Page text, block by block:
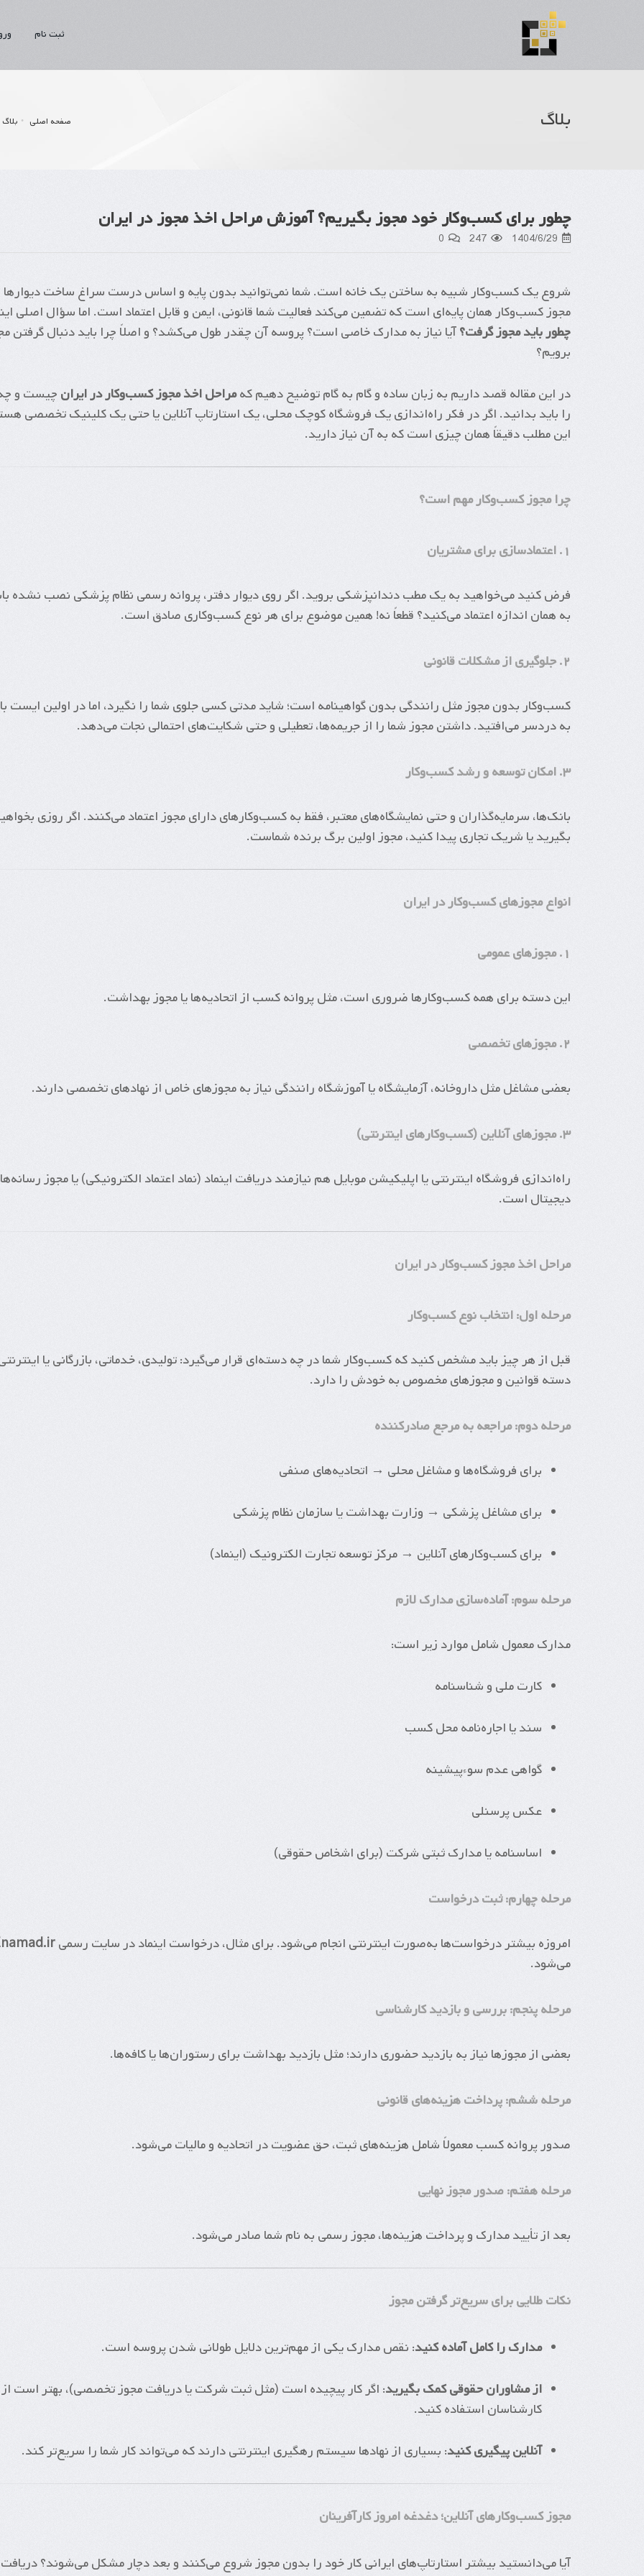
ثبت نام
بلاگ صفحه اصلی بلاگ
چطور برای کسب‌وکار خود مجوز بگیریم؟ آموزش مراحل اخذ مجوز در ایران
1404/6/29
247
0
شروع یک کسب‌وکار شبیه به ساختن یک خانه است. شما نمی‌توانید بدون پایه و اساس درست سراغ ساخت دیوارها
مجوز کسب‌وکار همان پایه‌ای است که تضمین می‌کند فعالیت شما قانونی، ایمن و قابل اعتماد است. اما سؤال اصلی
چطور باید مجوز گرفت؟آیا نیاز به مدارک خاصی است؟ پروسه آن چقدر طول می‌کشد؟ و اصلاً چرا باید دنبال گرفتن
برویم؟
در این مقاله قصد داریم به زبان ساده و گام به گام توضیح دهیم کهمراحل اخذ مجوز کسب‌وکار در ایران چیست و
را باید بدانید. اگر در فکر راه‌اندازی یک فروشگاه کوچک محلی، یک استارتاپ آنلاین یا حتی یک کلینیک تخصصی
این مطلب دقیقاً همان چیزی است که به آن نیاز دارید.
چرا مجوز کسب‌وکار مهم است؟
۱. اعتمادسازی برای مشتریان
فرض کنید می‌خواهید به یک مطب دندانپزشکی بروید. اگر روی دیوار دفتر، پروانه رسمی نظام پزشکی نصب نشده
به همان اندازه اعتماد می‌کنید؟ قطعاً نه! همین موضوع برای هر نوع کسب‌وکاری صادق است.
۲. جلوگیری از مشکلات قانونی
کسب‌وکار بدون مجوز مثل رانندگی بدون گواهینامه است؛ شاید مدتی کسی جلوی شما را نگیرد، اما در اولین ایست
به دردسر می‌افتید. داشتن مجوز شما را از جریمه‌ها، تعطیلی و حتی شکایت‌های احتمالی نجات می‌دهد.
۳. امکان توسعه و رشد کسب‌وکار
بانک‌ها، سرمایه‌گذاران و حتی نمایشگاه‌های معتبر، فقط به کسب‌وکارهای دارای مجوز اعتماد می‌کنند. اگر روزی
بگیرید یا شریک تجاری پیدا کنید، مجوز اولین برگ برنده شماست.
انواع مجوزهای کسب‌وکار در ایران
۱. مجوزهای عمومی
این دسته برای همه کسب‌وکارها ضروری است، مثل پروانه کسب از اتحادیه‌ها یا مجوز بهداشت.
۲. مجوزهای تخصصی
بعضی مشاغل مثل داروخانه، آزمایشگاه یا آموزشگاه رانندگی نیاز به مجوزهای خاص از نهادهای تخصصی دارند.
۳. مجوزهای آنلاین (کسب‌وکارهای اینترنتی)
راه‌اندازی فروشگاه اینترنتی یا اپلیکیشن موبایل هم نیازمند دریافت اینماد (نماد اعتماد الکترونیکی) یا مجوز
دیجیتال است.
مراحل اخذ مجوز کسب‌وکار در ایران
مرحله اول: انتخاب نوع کسب‌وکار
قبل از هر چیز باید مشخص کنید که کسب‌وکار شما در چه دسته‌ای قرار می‌گیرد: تولیدی، خدماتی، بازرگانی یا
دسته قوانین و مجوزهای مخصوص به خودش را دارد.
مرحله دوم: مراجعه به مرجع صادرکننده
برای فروشگاه‌ها و مشاغل محلی → اتحادیه‌های صنفی
برای مشاغل پزشکی → وزارت بهداشت یا سازمان نظام پزشکی
برای کسب‌وکارهای آنلاین → مرکز توسعه تجارت الکترونیک (اینماد)
مرحله سوم: آماده‌سازی مدارک لازم
مدارک معمول شامل موارد زیر است:
کارت ملی و شناسنامه
سند یا اجاره‌نامه محل کسب
گواهی عدم سوءپیشینه
عکس پرسنلی
اساسنامه یا مدارک ثبتی شرکت (برای اشخاص حقوقی)
مرحله چهارم: ثبت درخواست
امروزه بیشتر درخواست‌ها به‌صورت اینترنتی انجام می‌شود. برای مثال، درخواست اینماد در سایت رسمی
می‌شود.
مرحله پنجم: بررسی و بازدید کارشناسی
بعضی از مجوزها نیاز به بازدید حضوری دارند؛ مثل بازدید بهداشت برای رستوران‌ها یا کافه‌ها.
مرحله ششم: پرداخت هزینه‌های قانونی
صدور پروانه کسب معمولاً شامل هزینه‌های ثبت، حق عضویت در اتحادیه و مالیات می‌شود.
مرحله هفتم: صدور مجوز نهایی
بعد از تأیید مدارک و پرداخت هزینه‌ها، مجوز رسمی به نام شما صادر می‌شود.
نکات طلایی برای سریع‌تر گرفتن مجوز
مدارک را کامل آماده کنید: نقص مدارک یکی از مهم‌ترین دلایل طولانی شدن پروسه است.
از مشاوران حقوقی کمک بگیرید: اگر کار پیچیده است (مثل ثبت شرکت یا دریافت مجوز تخصصی)، بهتر است از
کارشناسان استفاده کنید.
آنلاین پیگیری کنید: بسیاری از نهادها سیستم رهگیری اینترنتی دارند که می‌تواند کار شما را سریع‌تر کند.
مجوز کسب‌وکارهای آنلاین؛ دغدغه امروز کارآفرینان
آیا می‌دانستید بیشتر استارتاپ‌های ایرانی کار خود را بدون مجوز شروع می‌کنند و بعد دچار مشکل می‌شوند؟ دریافت